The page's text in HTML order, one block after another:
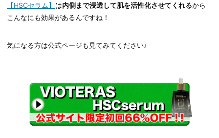
【HSCセラム】 は内側まで浸透して肌を活性化させてくれるから
こんなにも効果があるんですね！
気になる方は公式ページも見てみてください♩